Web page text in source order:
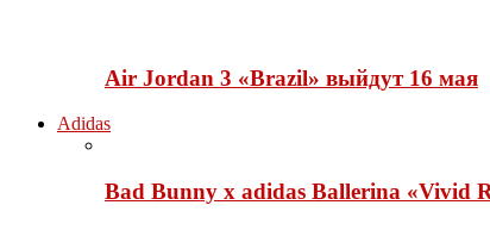
Air Jordan 3 «Brazil» выйдут 16 мая
Adidas
Bad Bunny x adidas Ballerina «Vivid